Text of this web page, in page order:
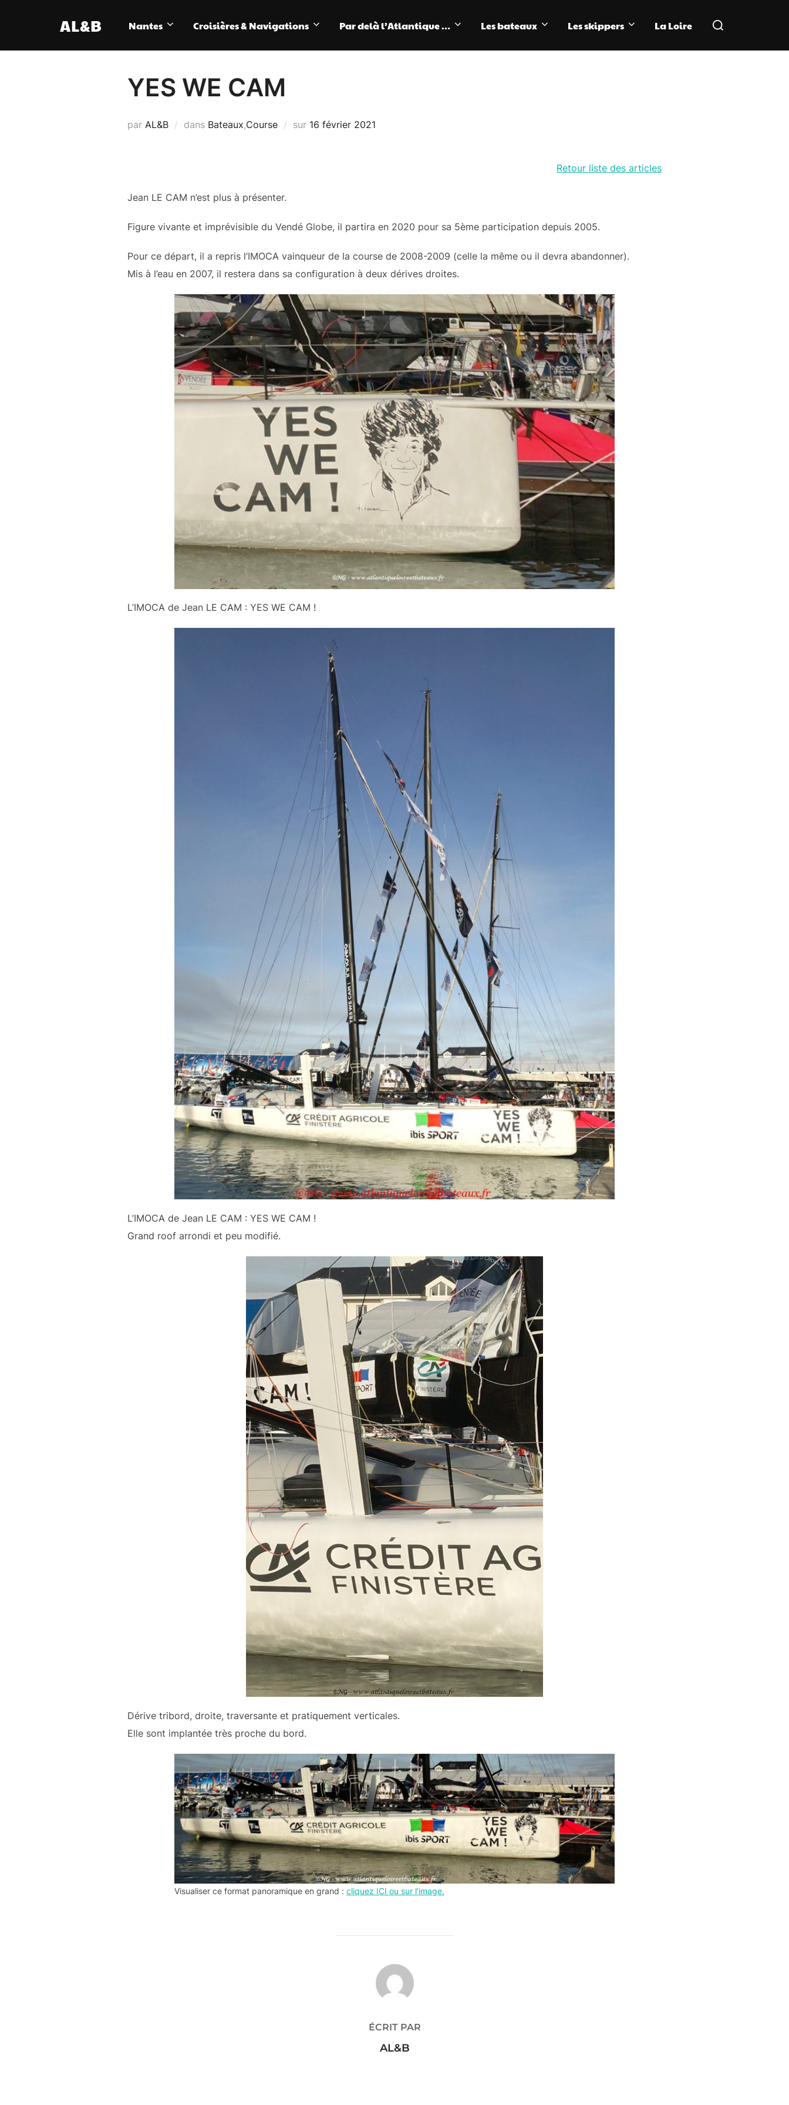
AL&B Nantes Croisières & Navigations Par delà l’Atlantique … Les bateaux Les skippers La Loire
Rechercher :
YES WE CAM
par AL&B dans Bateaux,Course sur Publié
16 février 2021
Retour liste des articles
Jean LE CAM n’est plus à présenter.
Figure vivante et imprévisible du Vendé Globe, il partira en 2020 pour sa 5ème participation depuis 2005.
Pour ce départ, il a repris l’IMOCA vainqueur de la course de 2008-2009 (celle la même ou il devra abandonner).
Mis à l’eau en 2007, il restera dans sa configuration à deux dérives droites.
L’IMOCA de Jean LE CAM : YES WE CAM !
L’IMOCA de Jean LE CAM : YES WE CAM !
Grand roof arrondi et peu modifié.
Dérive tribord, droite, traversante et pratiquement verticales.
Elle sont implantée très proche du bord.
Visualiser ce format panoramique en grand : cliquez ICI ou sur l’image.
AUTEUR DE LA PUBLICATION
ÉCRIT PAR
AL&B